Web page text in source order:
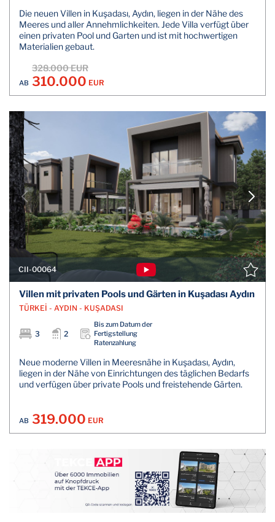
Die neuen Villen in Kuşadası, Aydın, liegen in der Nähe des
Meeres und aller Annehmlichkeiten. Jede Villa verfügt über
einen privaten Pool und Garten und ist mit hochwertigen
Materialien gebaut.
AB
328.000 EUR
310.000 EUR
CII-00064
Villen mit privaten Pools und Gärten in Kuşadası Aydın
TÜRKEİ - AYDIN - KUŞADASI
3 2
Bis zum Datum der
Fertigstellung
Ratenzahlung
Neue moderne Villen in Meeresnähe in Kuşadası, Aydın,
liegen in der Nähe von Einrichtungen des täglichen Bedarfs
und verfügen über private Pools und freistehende Gärten.
AB 319.000 EUR